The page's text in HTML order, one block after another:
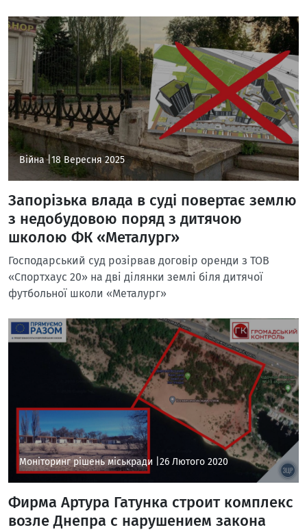
Війна | 18 Вересня 2025
Запорізька влада в суді повертає землю
з недобудовою поряд з дитячою
школою ФК «Металург»
Господарський суд розірвав договір оренди з ТОВ
«Спортхаус 20» на дві ділянки землі біля дитячої
футбольної школи «Металург»
Моніторинг рішень міськради | 26 Лютого 2020
Фирма Артура Гатунка строит комплекс
возле Днепра с нарушением закона